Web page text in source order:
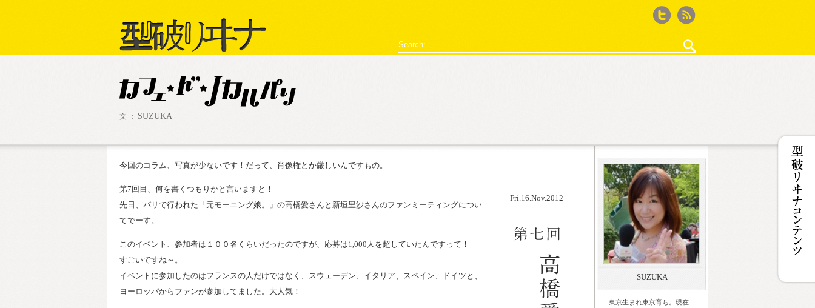
Twitter
Search:
女王のコ
型破リヰナの輪
鈴木淳史の｢WEBサイト作るから何か書いて｣と
文 ： SUZUKA
SUZUKA
東京生まれ東京育ち。現在
Fri.16.Nov.2012
今回のコラム、写真が少ないです！だって、肖像権とか厳しいんですもの。
第7回目、何を書くつもりかと言いますと！
先日、パリで行われた「元モーニング娘。」の高橋愛さんと新垣里沙さんのファンミーティングについ
てでーす。
このイベント、参加者は１００名くらいだったのですが、応募は1,000人を超していたんですって！
すごいですね～。
イベントに参加したのはフランスの人だけではなく、スウェーデン、イタリア、スペイン、ドイツと、
ヨーロッパからファンが参加してました。大人気！